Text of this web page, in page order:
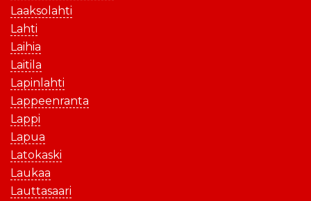
Laaksolahti
Lahti
Laihia
Laitila
Lapinlahti
Lappeenranta
Lappi
Lapua
Latokaski
Laukaa
Lauttasaari